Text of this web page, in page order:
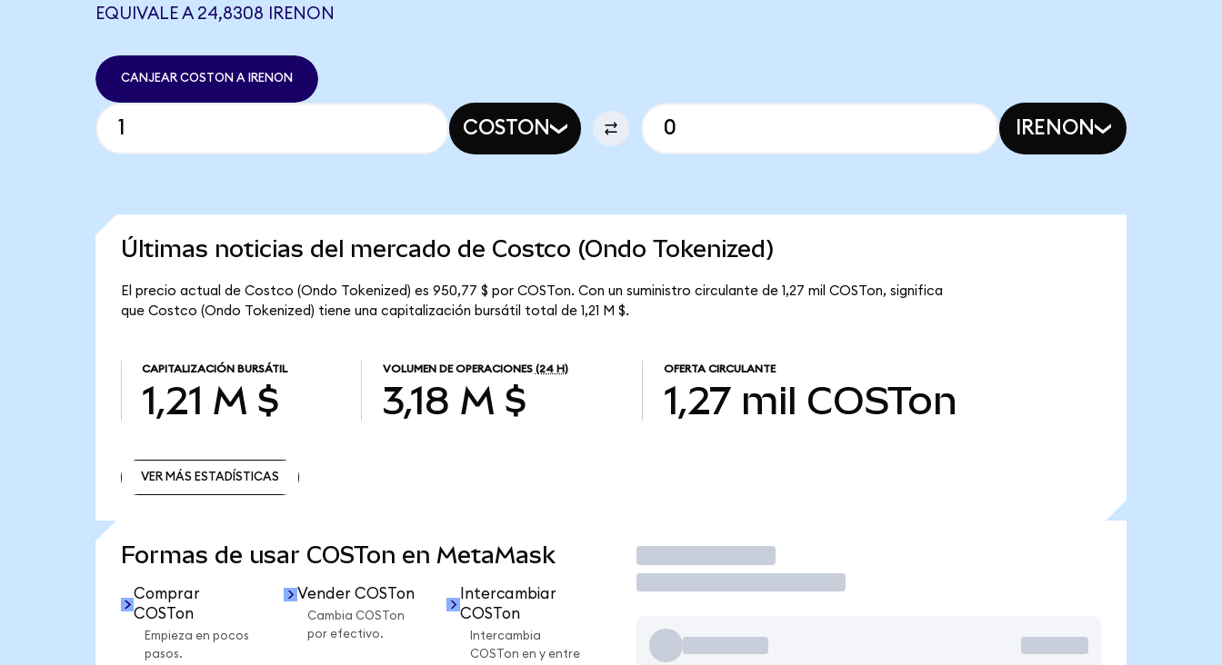
EQUIVALE A 24,8308 IRENON
CANJEAR COSTON A IRENON
COSTON IRENON
Últimas noticias del mercado de Costco (Ondo Tokenized)
El precio actual de Costco (Ondo Tokenized) es 950,77 $ por COSTon. Con un suministro circulante de 1,27 mil COSTon, significa
que Costco (Ondo Tokenized) tiene una capitalización bursátil total de 1,21 M $.
CAPITALIZACIÓN BURSÁTIL
1,21 M $
VOLUMEN DE OPERACIONES (24 H)
3,18 M $
OFERTA CIRCULANTE
1,27 mil COSTon
VER MÁS ESTADÍSTICAS
Formas de usar COSTon en MetaMask
Comprar
COSTon
Empieza en pocos
pasos.
Vender COSTon
Cambia COSTon
por efectivo.
Intercambiar
COSTon
Intercambia
COSTon en y entre
Operar